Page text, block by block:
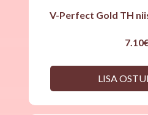
V-Perfect Gold TH
7.10
LISA